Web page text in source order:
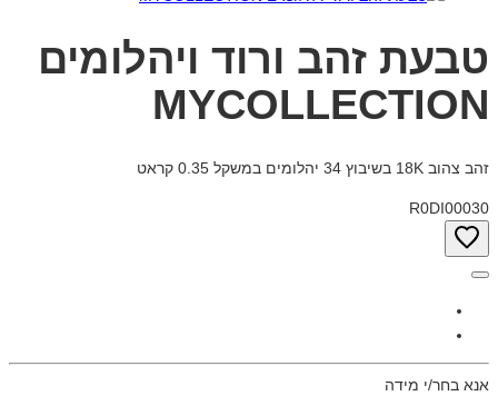
טבעת זהב ורוד ויהלומים
MYCOLLECTION
זהב צהוב 18K בשיבוץ 34 יהלומים במשקל 0.35 קראט
R0DI00030
אנא בחר/י מידה